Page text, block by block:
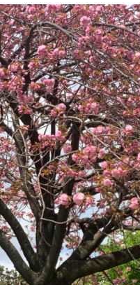
い
2026年9月号「北海道
2026年8月号
2026年7月号「鎌倉 ローカ
2026年6月号「大銀座 ト
2026年5月号「“
MAGAZINE